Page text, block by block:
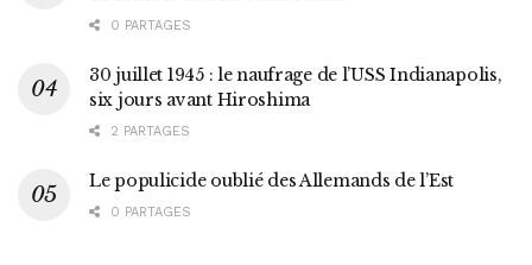
0 PARTAGES
30 juillet 1945 : le naufrage de l’USS Indianapolis,
six jours avant Hiroshima
2 PARTAGES
Le populicide oublié des Allemands de l’Est
0 PARTAGES